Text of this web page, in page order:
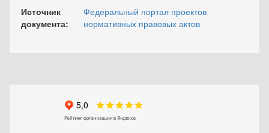
Источник
документа:
Федеральный портал проектов
нормативных правовых актов